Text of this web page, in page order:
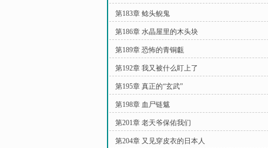
第183章 鲶头鲵鬼
第186章 水晶屋里的木头块
第189章 恐怖的青铜甗
第192章 我又被什么盯上了
第195章 真正的“玄武”
第198章 血尸链魃
第201章 老天爷保佑我们
第204章 又见穿皮衣的日本人